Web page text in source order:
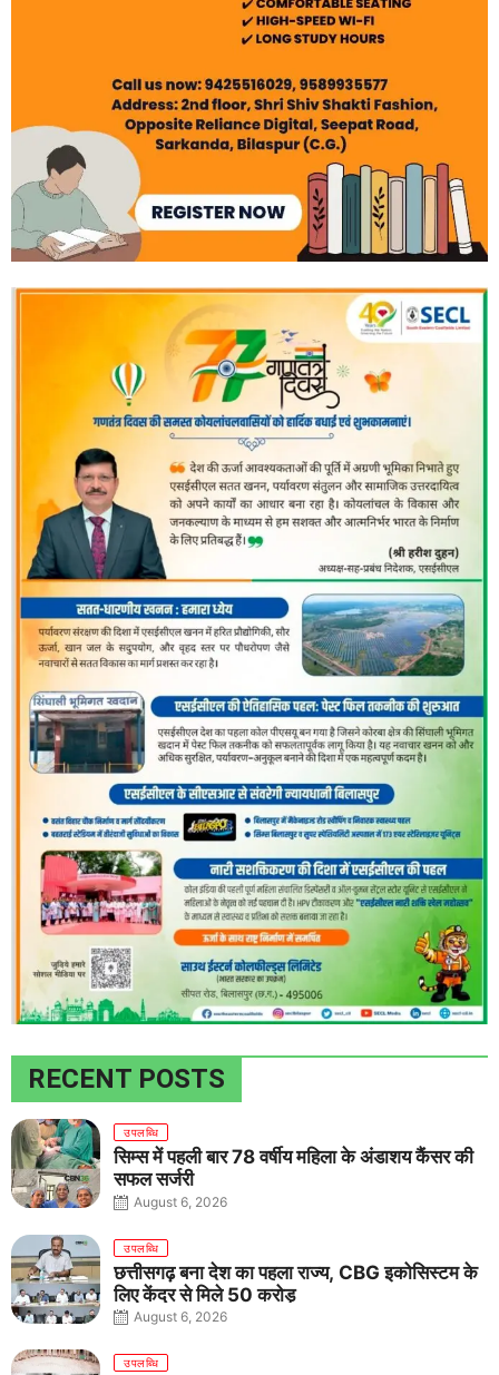
RECENT POSTS
उपलब्धि
सिम्स में पहली बार 78 वर्षीय महिला के अंडाशय कैंसर की
सफल सर्जरी
August 6, 2026
उपलब्धि
छत्तीसगढ़ बना देश का पहला राज्य, CBG इकोसिस्टम के
लिए केंद्र से मिले 50 करोड़
August 6, 2026
उपलब्धि